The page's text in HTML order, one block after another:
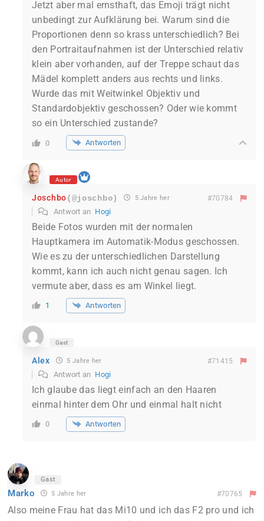
Jetzt aber mal ernsthaft, das Emoji trägt nicht
unbedingt zur Aufklärung bei. Warum sind die
Proportionen denn so krass unterschiedlich? Bei
den Portraitaufnahmen ist der Unterschied relativ
klein aber vorhanden, auf der Treppe schaut das
Mädel komplett anders aus rechts und links.
Wurde das mit Weitwinkel Objektiv und
Standardobjektiv geschossen? Oder wie kommt
so ein Unterschied zustande?
0 Antworten
Autor
Joschbo(@joschbo) 5 Jahre her #70784
Antwort an Hogi
Beide Fotos wurden mit der normalen
Hauptkamera im Automatik-Modus geschossen.
Wie es zu der unterschiedlichen Darstellung
kommt, kann ich auch nicht genau sagen. Ich
vermute aber, dass es am Winkel liegt.
1 Antworten
Gast
Alex 5 Jahre her #71415
Antwort an Hogi
Ich glaube das liegt einfach an den Haaren
einmal hinter dem Ohr und einmal halt nicht
0 Antworten
Gast
Marko 5 Jahre her #70765
Also meine Frau hat das Mi10 und ich das F2 pro und ich